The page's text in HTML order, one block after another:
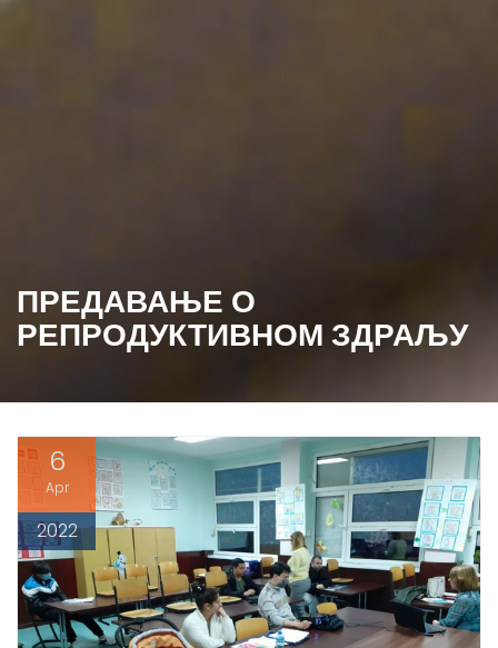
ПРЕДАВАЊЕ О
РЕПРОДУКТИВНОМ ЗДРАЉУ
6
Apr
2022